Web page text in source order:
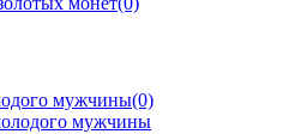
мужчины(0)